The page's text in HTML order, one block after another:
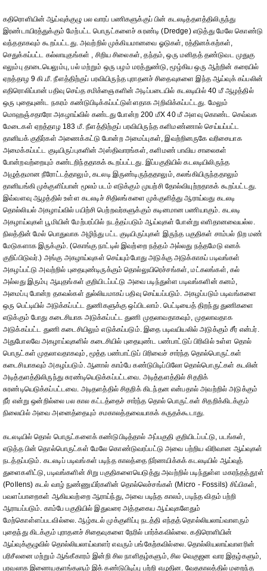
கதிரொளியின் ஆய்வுக்குழு பல வாரப் பணிகளுக்குப் பின் கடலடித்தளத்திலிருந்து
இரண்டாயிரத்துக்கும் மேற்பட்ட பொருட்களைச் சுரண்டி (Dredge) எடுத்து மேலே கொண்டு
வந்ததாகவும் கூறப்பட்டது. அவற்றில் முக்கியமானவை ஓடுகள், ரத்தினக்கற்கள்,
செதுக்கப்பட்ட கல்லாயுதங்கள் , சிறிய சிலைகள், தந்தம், ஒரு மனிதத் தண்டுவட முதுகு
எலும்பு தாடையெலும்பு, பல் மற்றும் ஒரு பழம் மரத்துண்டு, மூழ்கிய ஒரு ஆற்றின் கரையில்
ஏறத்தாழ 9 கி.மீ. நீளத்திற்குப் பரவியிருந்த புராதனச் சிதைவுகளை இந்த ஆய்வுக் கப்பலின்
எதிரொலிப்பான் பதிவு செய்த சமிக்ஞைகளின் அடிப்படையில் கடலடியில் 40 மீ ஆழத்தில்
ஒரு புதையுண்ட நகரம் கண்டுபிடிக்கப்பட்டுள்ளதாக அறிவிக்கப்பட்டது. மேலும்
மொஹஞ்சதாரோ அகழாய்வில் கண்டது போன்ற 200 மீX 40 மீ அளவு கொண்ட செவ்வக
மேடைகள் ஏறத்தாழ 183 மீ. நீளத்திற்குப் பரவியிருந்த களிமண்ணால் செய்யப்பட்ட
தானியக் குதிர்கள் அணைக்கட்டு போன்ற அமைப்புகள், இவற்றினருகே வரிசையாக
அமைக்கப்பட்ட குடியிருப்புகளின் அஸ்திவாரங்கள், களிமண் பாவிய சாலைகள்
போன்றவற்றையும் கண்டறிந்ததாகக் கூறப்பட்டது. இப்பகுதியில் கடலடியிலிருந்த
அழுத்தமான நீரோட்டத்தாலும், கடலடி இருண்டிருந்ததாலும், கலங்கியிருந்ததாலும்
தானியங்கி முக்குளிப்பான் மூலம் படம் எடுக்கும் முயற்சி தோல்வியுற்றதாகக் கூறப்பட்டது.
இவ்வளவு ஆழத்தில் உள்ள கடலடிச் சிதிலங்களை முக்குளித்து ஆராய்வது கடலடி
தொல்லியல் அகழாய்வில் பயிற்சி பெற்றவர்களுக்கும் கடினமான பணியாகும். கடலடி
அகழாய்வுகள் பூமியின் மேற்பரப்பில் நடத்தப்படும் ஆய்வுகள் போன்று எளிதானவையல்ல.
நிலத்தின் மேல் பொதுவாக அழிந்து பட்ட குடியிருப்புகள் இருந்த பகுதிகள் சாம்பல் நிற மண்
மேடுகளாக இருக்கும். (கொங்கு நாட்டில் இவற்றை நத்தம் அல்லது நத்தமேடு எனக்
குறிப்பிடுவர்.) அங்கு அகழாய்வுகள் செய்யும்போது அடுக்கு அடுக்காகப் படிவங்கள்
அகழப்பட்டு அவற்றில் புதையுண்டிருக்கும் தொல்லுயிரெச்சங்கள், மட்கலங்கள், கல்
அல்லது இரும்பு ஆயுதங்கள் குறியிடப்பட்டு அவை படிந்துள்ள படிவங்களின் கனம்,
அமைப்பு போன்ற தகவல்கள் துல்லியமாகப் பதிவு செய்யப்படும். அகழப்படும் படிவங்களை
ஒரு பெட்டியில் அடுக்கப்பட்ட துணிகளுக்கு ஒப்பிடலாம். பெட்டியைத் திறந்து துணிகளை
எடுக்கும் போது கடைசியாக அடுக்கப்பட்ட துணி முதலாவதாகவும், முதலாவதாக
அடுக்கப்பட்ட துணி கடைசியிலும் எடுக்கப்படும். இதை படிவயியலில் அடுக்கும் சீர் என்பர்.
அதுபோலவே அகழாய்வுகளில் கடைசியில் புதையுண்ட பண்பாட்டுப் பிரிவில் உள்ள தொல்
பொருட்கள் முதலாவதாகவும், மூத்த பண்பாட்டுப் பிரிவைச் சார்ந்த தொல்பொருட்கள்
கடைசியாகவும் அகழப்படும். ஆனால் காம்பே கண்டுபிடிப்பிலோ தொல்பொருட்கள் கடலின்
அடித்தளத்திலிருந்து சுரண்டியெடுக்கப்பட்டவை. அடித்தளத்தில் சிதறிக்
சுரண்டியெடுக்கப்பட்டவை. அடிதளத்தில் சிதறிக் கிடந்தன என்பதால் அவற்றில் அடுக்கும்
நீர் என்று ஒன்றில்லை பல கால கட்டத்தைச் சார்ந்த தொல் பொருட்கள் சிதறிக்கிடக்கும்
நிலையில் அவை அனைத்தையும் சமகாலத்தவையாகக் கருதக்கூடாது.
கடலடியில் தொல் பொருட்களைக் கண்டுபிடித்தால் அப்பகுதி குறியிடப்பட்டு, படங்கள்,
எடுத்த பின் தொல்பொருட்கள் மேலே கொண்டுவரப்பட்டு அவை பற்றிய விரிவான ஆய்வுகள்
நடத்தப்படும். கடலடிப் படிவங்கள் படிந்த காலத்தை நிர்ணயிக்கக் கடலடியில் ஆய்வுத்
துளைகளிட்டு, படிவங்களின் சிறு பகுதிகளையெடுத்து அவற்றில் படிந்துள்ள மகரந்தத்தூள்
(Pollens) கடல் வாழ் நுண்ணுயிர்களின் தொல்லெச்சங்கள் (Micro - Fossils) சிப்பிகள்,
பவளப்பாறைகள் ஆகியவற்றை ஆராய்ந்து, அவை படிந்த காலம், படிந்த விதம் பற்றி
ஆராயப்படும். காம்பே பகுதியில் இதுவரை அத்தகைய ஆய்வுகளேதும்
மேற்கொள்ளப்படவில்லை. ஆழ்கடல் முக்குளிப்பு நடத்தி எந்தத் தொல்லியலாய்வாளரும்
புதைந்து கிடக்கும் புராதனச் சிதைவுகளை நேரில் பார்க்கவில்லை. கதிரொளியின்
ஆய்வுக்குழுவில் தொல்லியலாய்வாளர் எவரும் பங்கேற்கவில்லை. தொல்லியலாய்வாளரின்
பரிசீலனை மற்றும் ஆங்கீகாரம் இன்றி சில நாளிதழ்களும், சில வெகுஜன வார இதழ்களும்,
பரவலாக இணையதளங்களும் இக் கண்டுபிடிப்பு பற்றி எழுதின. வேதகாலத்தில் மறைந்த